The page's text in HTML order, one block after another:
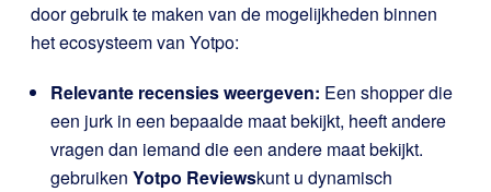
door gebruik te maken van de mogelijkheden binnen
het ecosysteem van Yotpo:
Relevante recensies weergeven: Een shopper die
een jurk in een bepaalde maat bekijkt, heeft andere
vragen dan iemand die een andere maat bekijkt.
gebruiken Yotpo Reviewskunt u dynamisch